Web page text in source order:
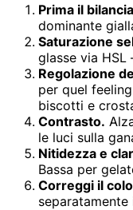
Prima il
dominante
Saturazione
glasse via
Regolazione
per quel
biscotti e
Contrasto.
le luci sulla
Nitidezza e
Bassa per
Correggi il